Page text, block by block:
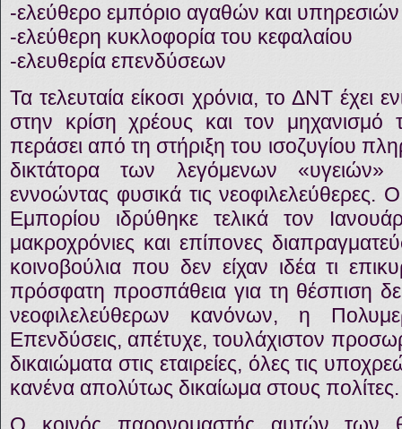
-ελεύθερο εμπόριο αγαθών και υπηρεσιών
-ελεύθερη κυκλοφορία του κεφαλαίου
-ελευθερία επενδύσεων
Τα τελευταία είκοσι χρόνια, το ΔΝΤ έχει
στην κρίση χρέους και τον μηχανισμό
περάσει από τη στήριξη του ισοζυγίου
δικτάτορα των λεγόμενων «υγειών»
εννοώντας φυσικά τις
Εμπορίου ιδρύθηκε τελικά τον
μακροχρόνιες και επίπονες
κοινοβούλια που δεν είχαν ιδέα τι
πρόσφατη προσπάθεια για τη θέσπιση
νεοφιλελεύθερων κανόνων, η
Επενδύσεις, απέτυχε, τουλάχιστον
δικαιώματα στις εταιρείες, όλες τις
κανένα απολύτως δικαίωμα στους πολίτες.